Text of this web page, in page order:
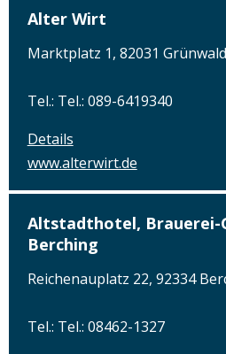
Alter Wirt
Marktplatz 1, 82031 Grünwald
Tel.: Tel.: 089-6419340
Details
www.alterwirt.de
Altstadthotel, Brauerei-
Berching
Reichenauplatz 22, 92334
Tel.: Tel.: 08462-1327